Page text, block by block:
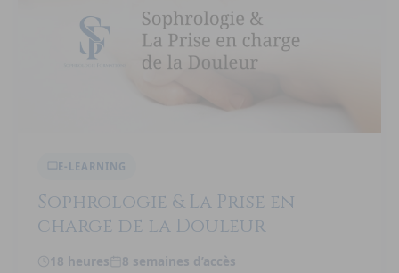
E-LEARNING
Sophrologie & La Prise en
charge de la Douleur
18 heures 8 semaines d’accès